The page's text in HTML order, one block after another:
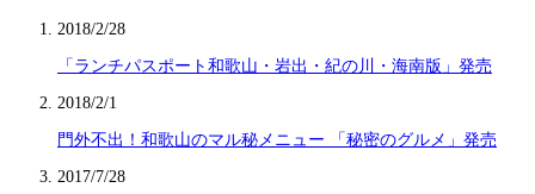
2018/2/28
「ランチパスポート和歌山・岩出・紀の川・海南版」発売
2018/2/1
門外不出！和歌山のマル秘メニュー 「秘密のグルメ」発売
2017/7/28